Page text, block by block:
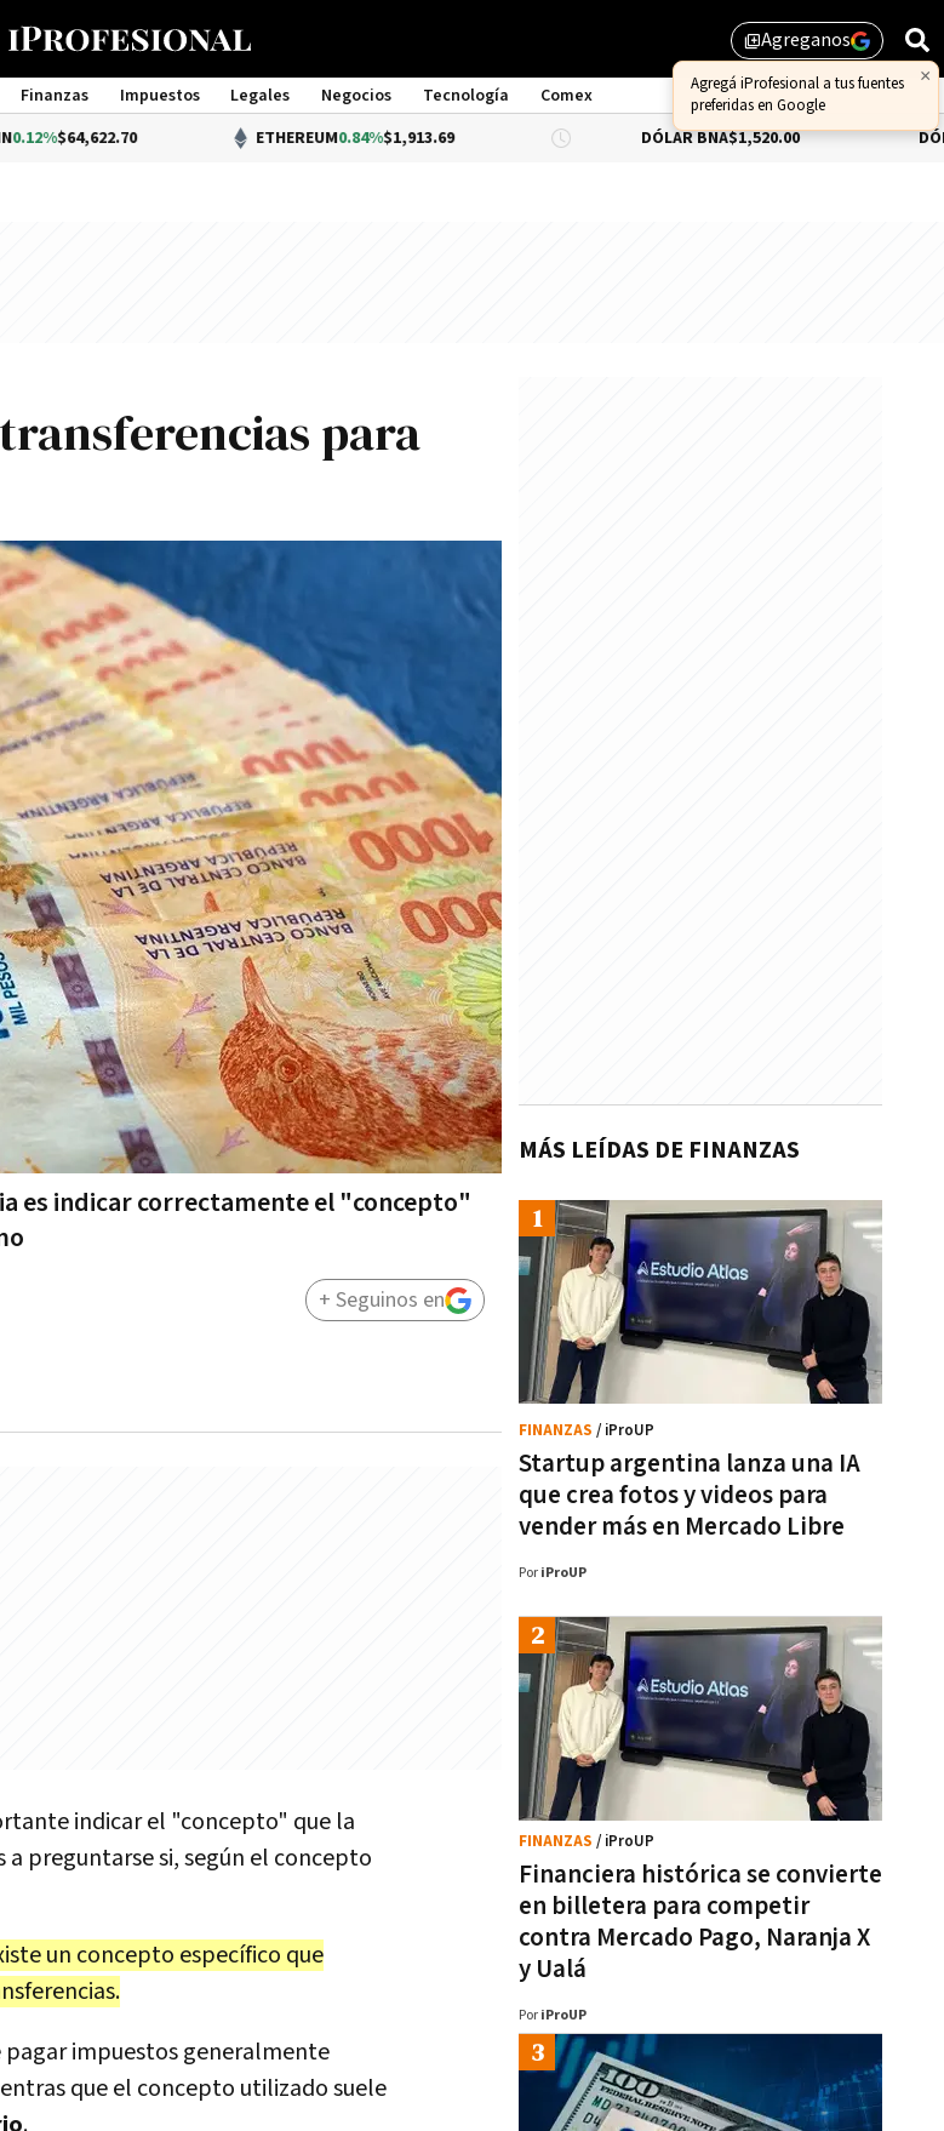
library_addAgreganos
Finanzas Impuestos Legales Negocios Tecnología
Comex
Management
ETHEREUM0.84%$1,913.69 DÓLAR BNA $1,520.00 DÓLAR BLUE-
para
es indicar correctamente el "concepto"
+ Seguinos en
indicar el "concepto" que la
preguntarse si, según el concepto
un concepto específico que
impuestos generalmente
que el concepto utilizado suele
MÁS LEÍDAS DE FINANZAS
Startup argentina lanza una IA
que crea fotos y videos para
vender más en Mercado Libre
FINANZAS / iProUP
Por iProUP
Financiera histórica se convierte
en billetera para competir
contra Mercado Pago, Naranja X
y Ualá
FINANZAS / iProUP
Por iProUP